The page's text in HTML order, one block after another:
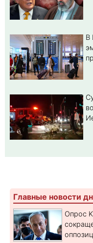
В
Главные новости
Опрос